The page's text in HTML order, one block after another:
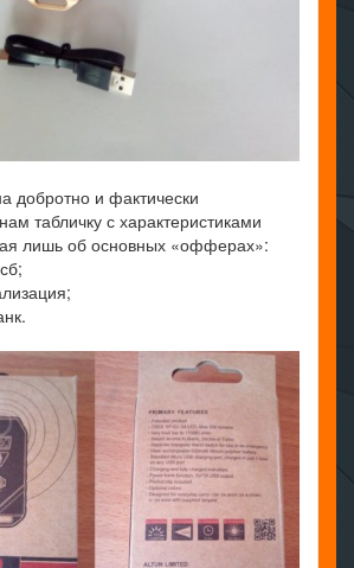
добротно и фактически
табличку с характеристиками
лишь об основных «офферах»: